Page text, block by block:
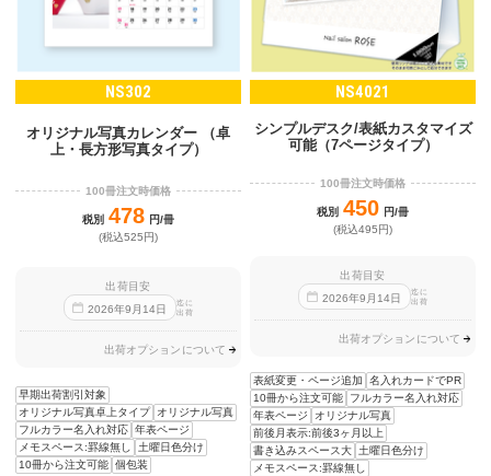
NS302
オリジナル写真カレンダー （卓
上・長方形写真タイプ）
100冊注文時価格
税別 478 円/冊
(税込525円)
出荷目安
2026年9 月 14日
迄に
出荷
出荷オプションについて
早期出荷割引対象
オリジナル写真卓上タイプ
オリジナル写真
フルカラー名入れ対応 年表ページ
メモスペース:罫線無し
土曜日色分け
10冊から注文可能 個包装
NS4021
シンプルデスク/表紙カスタマイズ
可能（7ページタイプ）
100冊注文時価格
税別 450 円/冊
(税込495円)
出荷目安
2026年9 月14日
迄に
出荷
出荷オプションについて
表紙変更・ページ追加
名入れカードでPR
10冊から注文可能
フルカラー名入れ対応
年表ページ
オリジナル写真
前後月表示:前後3ヶ月以上
書き込みスペース大 土曜日色分け
メモスペース:罫線無し